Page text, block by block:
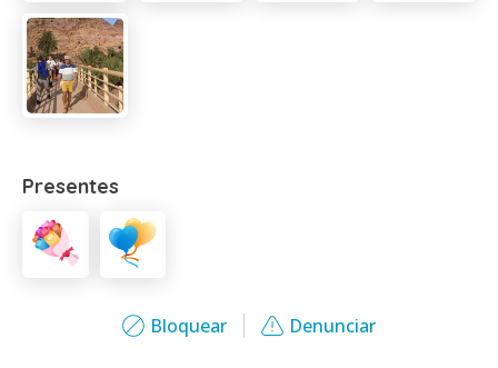
Bloquear Denunciar
Presentes